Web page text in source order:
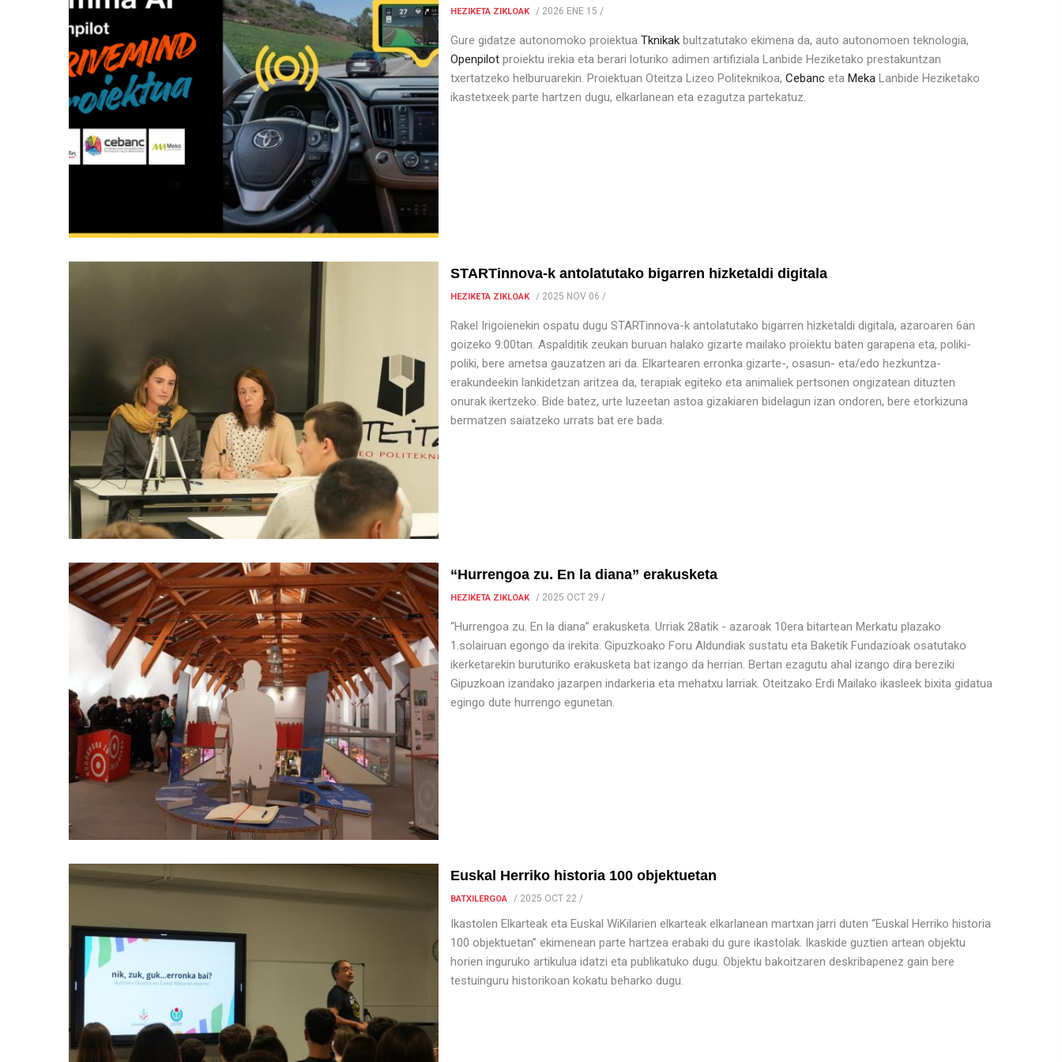
HEZIKETA ZIKLOAK / 2026 ENE 15 /
Gure gidatze autonomoko proiektua Tknikak bultzatutako ekimena da, auto autonomoen teknologia,
Openpilot proiektu irekia eta berari loturiko adimen artifiziala Lanbide Heziketako prestakuntzan
txertatzeko helburuarekin. Proiektuan Oteitza Lizeo Politeknikoa, Cebanc eta Meka Lanbide Heziketako
ikastetxeek parte hartzen dugu, elkarlanean eta ezagutza partekatuz.
STARTinnova-k antolatutako bigarren hizketaldi digitala
HEZIKETA ZIKLOAK / 2025 NOV 06 /
Rakel Irigoienekin ospatu dugu STARTinnova-k antolatutako bigarren hizketaldi digitala, azaroaren 6an
goizeko 9:00tan. Aspalditik zeukan buruan halako gizarte mailako proiektu baten garapena eta, poliki-
poliki, bere ametsa gauzatzen ari da. Elkartearen erronka gizarte-, osasun- eta/edo hezkuntza-
erakundeekin lankidetzan aritzea da, terapiak egiteko eta animaliek pertsonen ongizatean dituzten
onurak ikertzeko. Bide batez, urte luzeetan astoa gizakiaren bidelagun izan ondoren, bere etorkizuna
bermatzen saiatzeko urrats bat ere bada.
“Hurrengoa zu. En la diana” erakusketa
HEZIKETA ZIKLOAK / 2025 OCT 29 /
“Hurrengoa zu. En la diana” erakusketa. Urriak 28atik - azaroak 10era bitartean Merkatu plazako
1.solairuan egongo da irekita. Gipuzkoako Foru Aldundiak sustatu eta Baketik Fundazioak osatutako
ikerketarekin buruturiko erakusketa bat izango da herrian. Bertan ezagutu ahal izango dira bereziki
Gipuzkoan izandako jazarpen indarkeria eta mehatxu larriak. Oteitzako Erdi Mailako ikasleek bixita gidatua
egingo dute hurrengo egunetan.
Euskal Herriko historia 100 objektuetan
BATXILERGOA / 2025 OCT 22 /
Ikastolen Elkarteak eta Euskal WiKilarien elkarteak elkarlanean martxan jarri duten “Euskal Herriko historia
100 objektuetan” ekimenean parte hartzea erabaki du gure ikastolak. Ikaskide guztien artean objektu
horien inguruko artikulua idatzi eta publikatuko dugu. Objektu bakoitzaren deskribapenez gain bere
testuinguru historikoan kokatu beharko dugu.